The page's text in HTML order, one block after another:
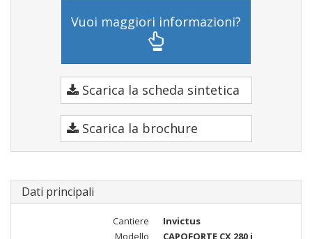
Vuoi maggiori informazioni?
Scarica la scheda sintetica
Scarica la brochure
Dati principali
Cantiere
Invictus
Modello
CAPOFORTE CX 280 i